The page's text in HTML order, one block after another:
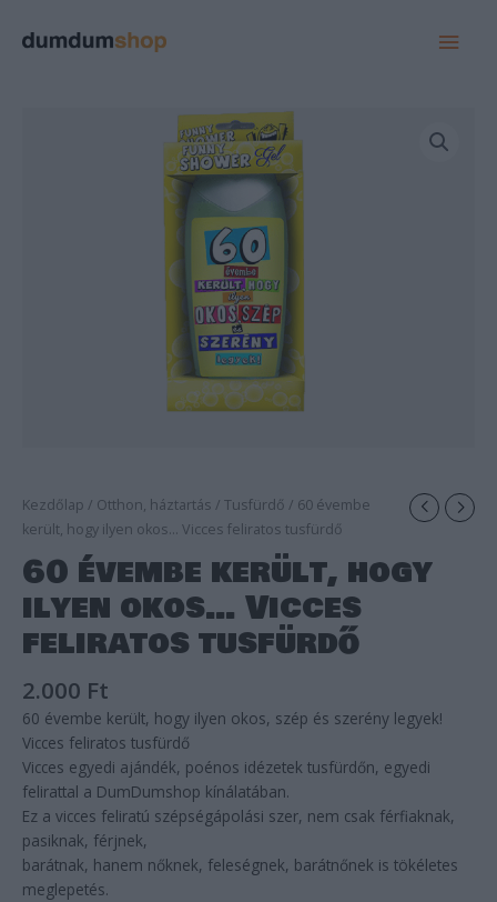
Kezdőlap / Otthon, háztartás / Tusfürdő / 60 évembe
került, hogy ilyen okos… Vicces feliratos tusfürdő
60 évembe került, hogy
ilyen okos… Vicces
feliratos tusfürdő
2.000 Ft
60 évembe került, hogy ilyen okos, szép és szerény legyek!
Vicces feliratos tusfürdő
Vicces egyedi ajándék, poénos idézetek tusfürdőn, egyedi
felirattal a DumDumshop kínálatában.
Ez a vicces feliratú szépségápolási szer, nem csak férfiaknak,
pasiknak, férjnek,
barátnak, hanem nőknek, feleségnek, barátnőnek is tökéletes
meglepetés.